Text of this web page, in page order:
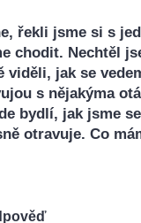
řekli jsme si s
chodit. Nechtěl
viděli, jak se
s nějakýma
bydlí, jak jsme
otravuje. Co